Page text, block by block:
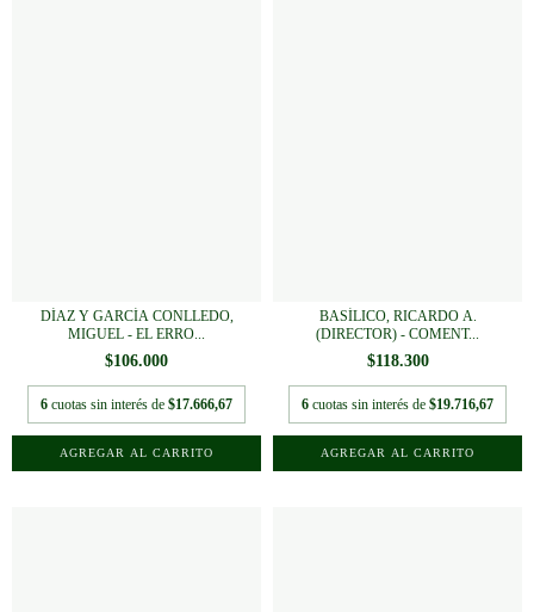
DÍAZ Y GARCÍA CONLLEDO,
MIGUEL - EL ERRO...
$106.000
6 cuotas sin interés de $17.666,67
BASÍLICO, RICARDO A.
(DIRECTOR) - COMENT...
$118.300
6 cuotas sin interés de $19.716,67